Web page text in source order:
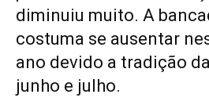
diminuiu muito. A
costuma se ausentar
ano devido a tradição
junho e julho.